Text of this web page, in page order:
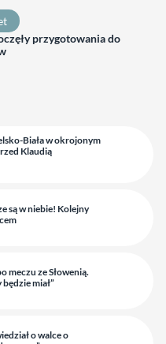
przygotowania do
Biała w okrojonym
Klaudią
są w niebie! Kolejny
meczu ze Słowenią.
miał”
o walce o